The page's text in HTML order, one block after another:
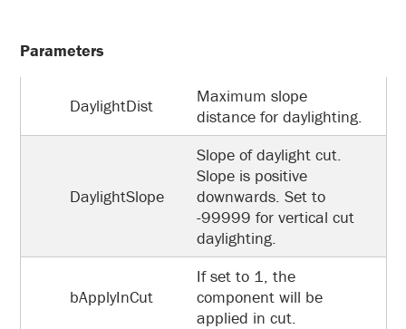
Parameters
DaylightDist
Maximum slope
distance for daylighting.
DaylightSlope
Slope of daylight cut.
Slope is positive
downwards. Set to
-99999 for vertical cut
daylighting.
bApplyInCut
If set to 1, the
component will be
applied in cut.